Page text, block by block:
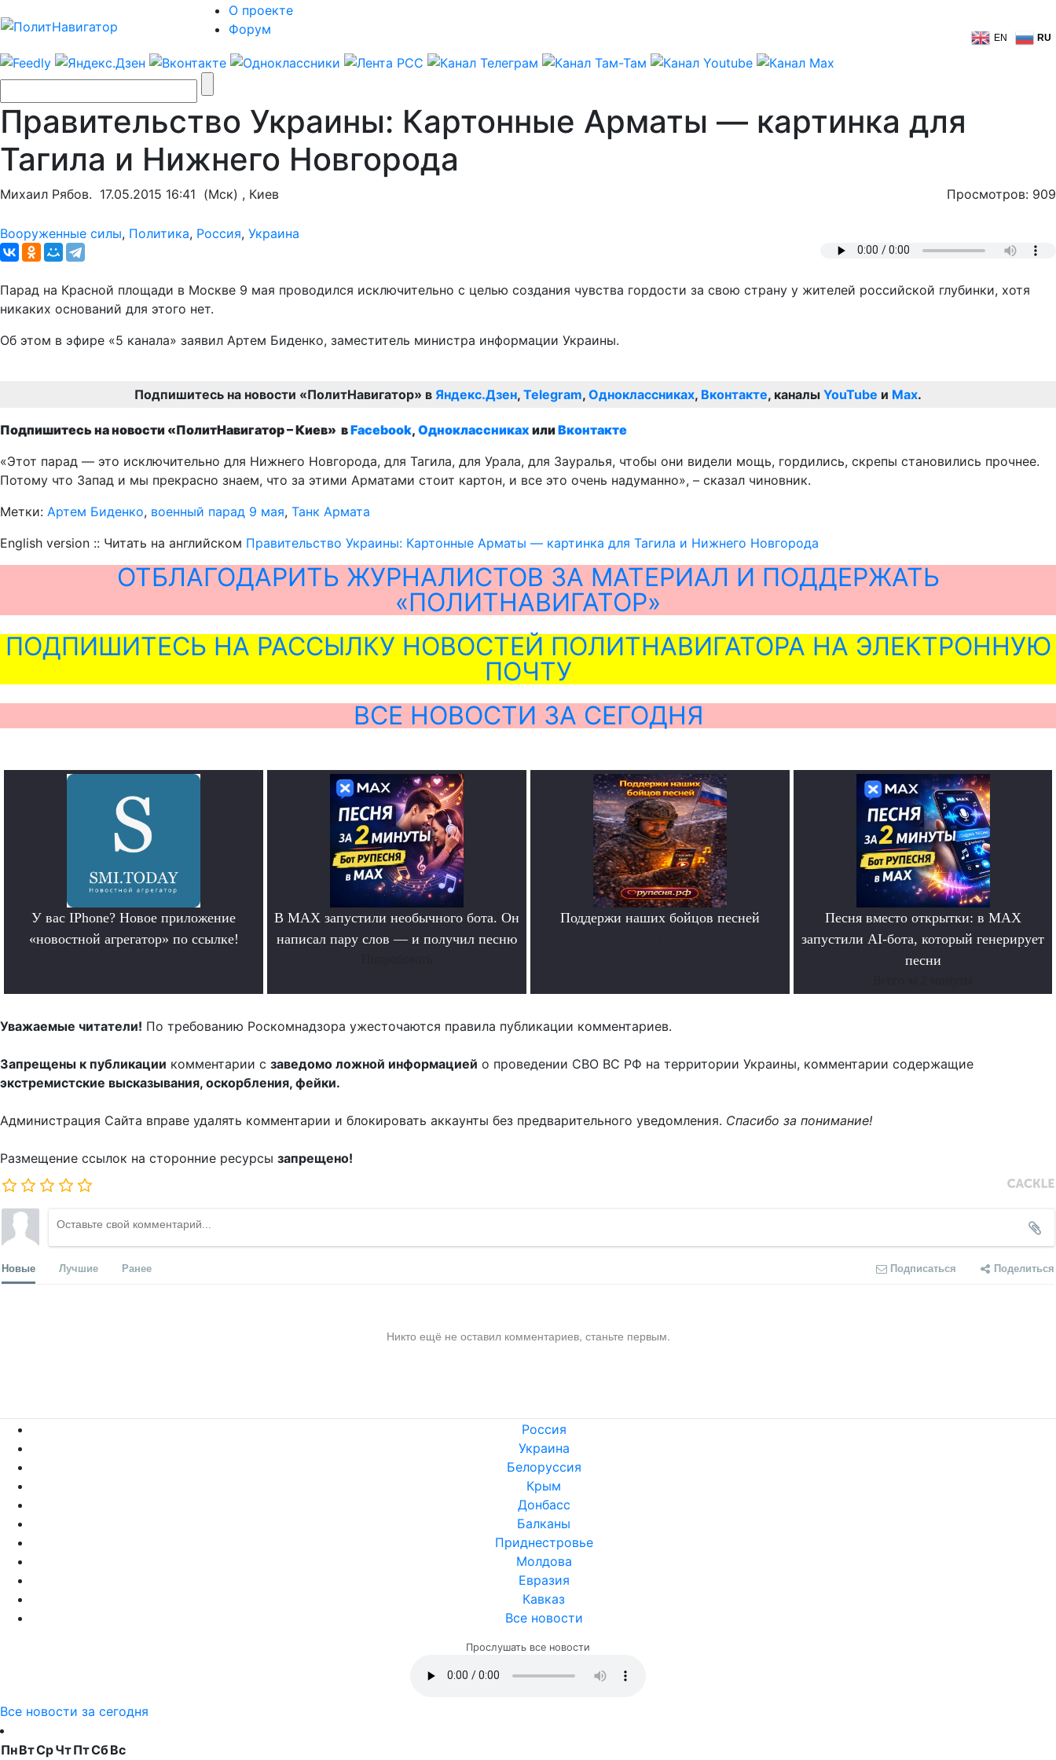
О проекте
Форум
EN RU
Правительство Украины: Картонные Арматы — картинка для
Тагила и Нижнего Новгорода
Михаил Рябов. 17.05.2015 16:41 (Мск) , Киев Просмотров: 909
Вооруженные силы, Политика, Россия, Украина
Парад на Красной площади в Москве 9 мая проводился исключительно с целью создания чувства гордости за свою страну у жителей российской глубинки, хотя
никаких оснований для этого нет.
Об этом в эфире «5 канала» заявил Артем Биденко, заместитель министра информации Украины.
Подпишитесь на новости «ПолитНавигатор» в Яндекс.Дзен, Telegram, Одноклассниках, Вконтакте, каналы YouTube и Max.
Подпишитесь на новости «ПолитНавигатор – Киев» вFacebook, Одноклассниках илиВконтакте
«Этот парад — это исключительно для Нижнего Новгорода, для Тагила, для Урала, для Зауралья, чтобы они видели мощь, гордились, скрепы становились прочнее.
Потому что Запад и мы прекрасно знаем, что за этими Арматами стоит картон, и все это очень надуманно», – сказал чиновник.
Метки: Артем Биденко, военный парад 9 мая, Танк Армата
English version :: Читать на английском Правительство Украины: Картонные Арматы — картинка для Тагила и Нижнего Новгорода
ОТБЛАГОДАРИТЬ ЖУРНАЛИСТОВ ЗА МАТЕРИАЛ И ПОДДЕРЖАТЬ
«ПОЛИТНАВИГАТОР»
ПОДПИШИТЕСЬ НА РАССЫЛКУ НОВОСТЕЙ ПОЛИТНАВИГАТОРА НА ЭЛЕКТРОННУЮ
ПОЧТУ
ВСЕ НОВОСТИ ЗА СЕГОДНЯ
У вас IPhone? Новое приложение
«новостной агрегатор» по ссылке!
В MAX запустили необычного бота. Он
написал пару слов — и получил песню
Поддержи наших бойцов песней
Песня вместо открытки: в MAX
запустили AI-бота, который генерирует
песни
Уважаемые читатели! По требованию Роскомнадзора ужесточаются правила публикации комментариев.
Запрещены к публикации комментарии с заведомо ложной информацией о проведении СВО ВС РФ на территории Украины, комментарии содержащие
экстремистские высказывания, оскорбления, фейки.
Администрация Сайта вправе удалять комментарии и блокировать аккаунты без предварительного уведомления. Спасибо за понимание!
Размещение ссылок на сторонние ресурсы запрещено!
Новые Лучшие Ранее Подписаться Поделиться
Никто ещё не оставил комментариев, станьте первым.
Россия
Украина
Белоруссия
Крым
Донбасс
Балканы
Приднестровье
Молдова
Евразия
Кавказ
Все новости
Прослушать все новости
Все новости за сегодня
ПнВтСрЧтПтСбВс